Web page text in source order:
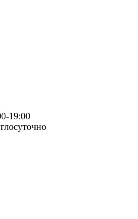
19:00